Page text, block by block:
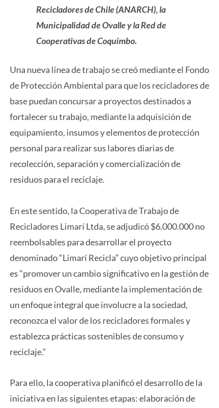
Recicladores de Chile (ANARCH), la
Municipalidad de Ovalle y la Red de
Cooperativas de Coquimbo.
Una nueva línea de trabajo se creó mediante el Fondo
de Protección Ambiental para que los recicladores de
base puedan concursar a proyectos destinados a
fortalecer su trabajo, mediante la adquisición de
equipamiento, insumos y elementos de protección
personal para realizar sus labores diarias de
recolección, separación y comercialización de
residuos para el reciclaje.
En este sentido, la Cooperativa de Trabajo de
Recicladores Limarí Ltda, se adjudicó $6.000.000 no
reembolsables para desarrollar el proyecto
denominado “Limarí Recicla” cuyo objetivo principal
es “promover un cambio significativo en la gestión de
residuos en Ovalle, mediante la implementación de
un enfoque integral que involucre a la sociedad,
reconozca el valor de los recicladores formales y
establezca prácticas sostenibles de consumo y
reciclaje.”
Para ello, la cooperativa planificó el desarrollo de la
iniciativa en las siguientes etapas: elaboración de